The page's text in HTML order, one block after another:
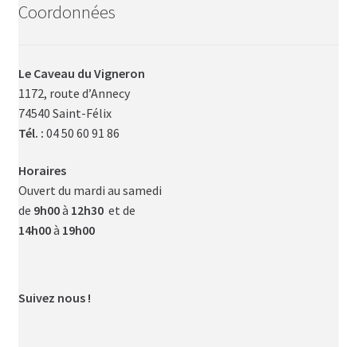
Coordonnées
Le Caveau du Vigneron
1172, route d’Annecy
74540 Saint-Félix
Tél. : 04 50 60 91 86
Horaires
Ouvert du mardi au samedi
de 9h00à 12h30 et de
14h00à 19h00
Suivez nous !